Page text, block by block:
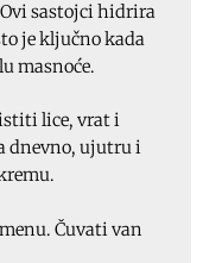
sastojci hidrira
je ključno kada
masnoće.
lice, vrat i
dnevno, ujutru i
Čuvati van